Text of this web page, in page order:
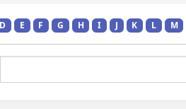
D E F G H I J K L M